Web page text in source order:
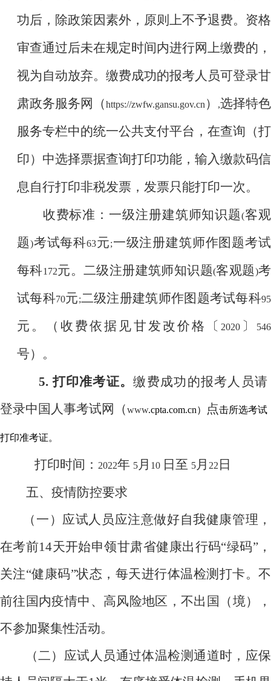
功后，除政策因素外，原则上不予退费。资格
审查通过后未在规定时间内进行网上缴费的，
视为自动放弃。缴费成功的报考人员可登录甘
肃政务服务网（https://zwfw.gansu.gov.cn ） ,选择特色
服务专栏中的统一公共支付平台，在查询（打
印）中选择票据查询打印功能，输入缴款码信
息自行打印非税发票，发票只能打印一次。
收费标准：一级注册建筑师知识题(客观
题)考试每科63元;一级注册建筑师作图题考试
每科172元。二级注册建筑师知识题(客观题)考
试每科70元;二级注册建筑师作图题考试每科95
元。（收费依据见甘发改价格〔 2020〕 546
号）。
5.打印准考证。缴费成功的报考人员请
登录中国人事考试网（www.cpta.com.cn） 点击所选考试
打印准考证。
打印时间： 2022年 5月 10 日至 5月 22日
五、疫情防控要求
（一）应试人员应注意做好自我健康管理，
在考前14天开始申领甘肃省健康出行码“绿码”，
关注“健康码”状态，每天进行体温检测打卡。不
前往国内疫情中、高风险地区，不出国（境），
不参加聚集性活动。
（二）应试人员通过体温检测通道时，应保